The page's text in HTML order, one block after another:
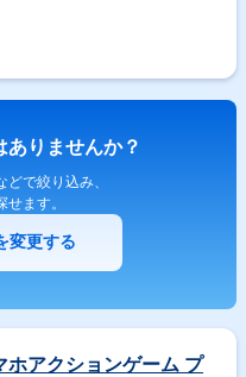
りませんか？
どで絞り込み、
ます。
変更する
ホアクションゲーム プ